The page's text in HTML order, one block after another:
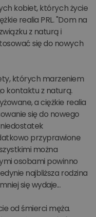
kobiet, których życie
realia PRL. "Dom na
z naturą i
się do nowych
których marzeniem
kontaktu z naturą.
a ciężkie realia
się do nowego
niedostatek
przyprawione
można
osobami powinno
najbliższa rodzina
się wydaje...
od śmierci męża.